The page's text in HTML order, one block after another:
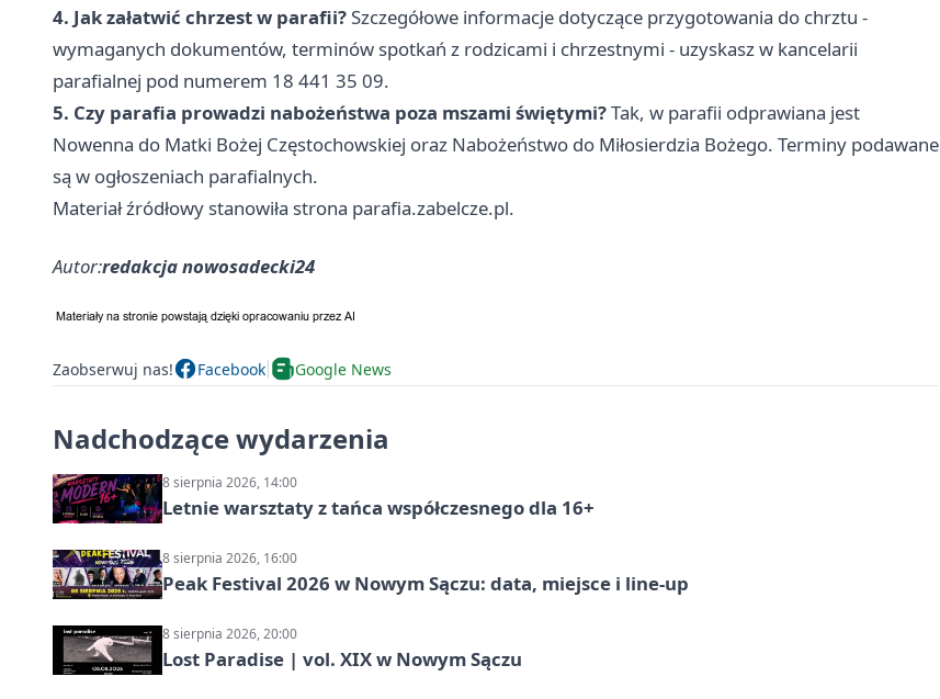
4. Jak załatwić chrzest w parafii?Szczegółowe informacje dotyczące przygotowania do chrztu -
wymaganych dokumentów, terminów spotkań z rodzicami i chrzestnymi - uzyskasz w kancelarii
parafialnej pod numerem 18 441 35 09.
5. Czy parafia prowadzi nabożeństwa poza mszami świętymi?Tak, w parafii odprawiana jest
Nowenna do Matki Bożej Częstochowskiej oraz Nabożeństwo do Miłosierdzia Bożego. Terminy podawane
są w ogłoszeniach parafialnych.
Materiał źródłowy stanowiła strona parafia.zabelcze.pl.
Autor:redakcja nowosadecki24
Zaobserwuj nas! Facebook Google News
Nadchodzące wydarzenia
8 sierpnia 2026, 14:00
Letnie warsztaty z tańca współczesnego dla 16+
8 sierpnia 2026, 16:00
Peak Festival 2026 w Nowym Sączu: data, miejsce i line-up
8 sierpnia 2026, 20:00
Lost Paradise | vol. XIX w Nowym Sączu